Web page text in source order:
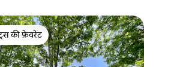
टॉप फ़ेवरेट
की फ़ेवरेट